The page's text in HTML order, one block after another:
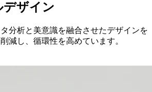
ザイン
分析と美意識を融合させたデザインを
減し、循環性を高めています。